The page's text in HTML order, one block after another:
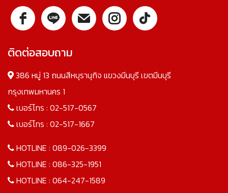
ติดต่อสอบถาม
386 หมู่ 13 ถนนสีหบุรานุกิจ แขวงมีนบุรี เขตมีนบุรี
กรุงเทพมหานคร 1
เบอร์โทร : 02-517-0567
เบอร์โทร : 02-517-1667
HOTLINE : 089-026-3399
HOTLINE : 086-325-1951
HOTLINE : 064-247-1589